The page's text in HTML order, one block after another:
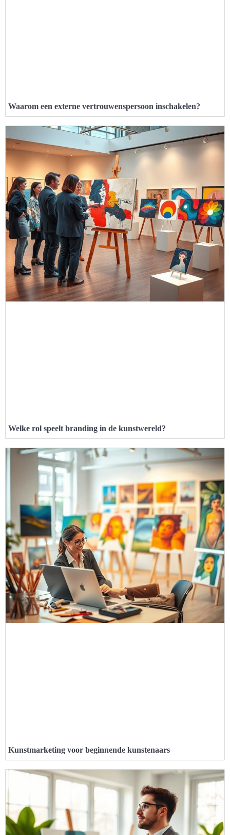
Waarom een externe vertrouwenspersoon inschakelen?
Welke rol speelt branding in de kunstwereld?
Kunstmarketing voor beginnende kunstenaars